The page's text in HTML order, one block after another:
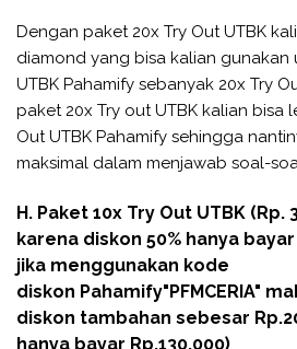
Dengan paket 20x Try Out UTBK
diamond yang bisa kalian gunakan
UTBK Pahamify sebanyak 20x Try
paket 20x Try out UTBK kalian bisa
Out UTBK Pahamify sehingga
maksimal dalam menjawab soal-
H. Paket 10x Try Out UTBK (Rp.
karena diskon 50% hanya
jika menggunakan kode
diskon Pahamify"PFMCERIA"
diskon tambahan sebesar
hanya bayar Rp.130.000)